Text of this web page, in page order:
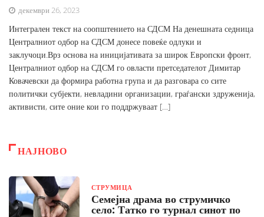
декември 26, 2023
Интегрален текст на соопштението на СДСМ На денешната седница
Централниот одбор на СДСМ донесе повеќе одлуки и
заклучоци.Врз основа на иницијативата за широк Европски фронт,
Централниот одбор на СДСМ го овласти претседателот Димитар
Ковачевски да формира работна група и да разговара со сите
политички субјекти, невладини организации, граѓански здруженија,
активисти, сите оние кои го поддржуваат […]
НАЈНОВО
СТРУМИЦА
Семејна драма во струмичко
село: Татко го турнал синот по